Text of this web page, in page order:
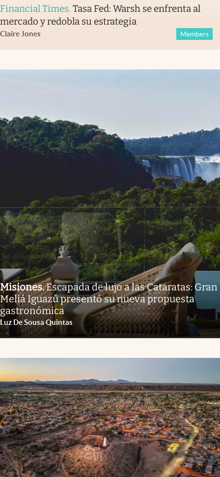
Financial Times. Tasa Fed: Warsh se enfrenta al
mercado y redobla su estrategia
Claire Jones Members
Misiones.Escapada de lujo a las Cataratas: Gran
Meliá Iguazú presentó su nueva propuesta
gastronómica
Luz De Sousa Quintas